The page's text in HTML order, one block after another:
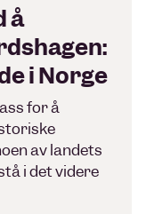
å
i Norge
for å
av landets
i det videre